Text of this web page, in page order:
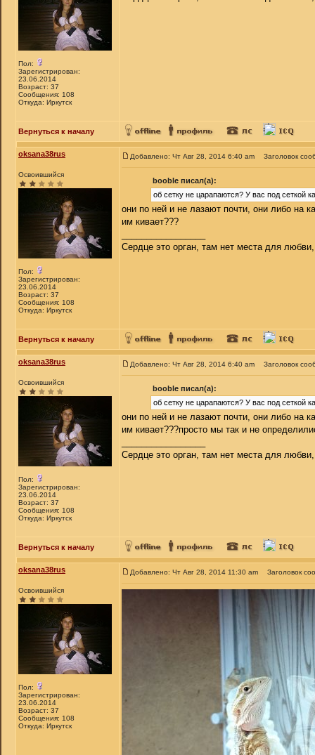
Пол:
Зарегистрирован:
23.06.2014
Возраст: 37
Сообщения: 108
Откуда: Иркутск
Вернуться к началу
oksana38rus
Освоившийся
Пол:
Зарегистрирован:
23.06.2014
Возраст: 37
Сообщения: 108
Откуда: Иркутск
Добавлено: Чт Авг 28, 2014 6:40 am Заголовок
booble писал(а):
об сетку не царапаются? У вас под сеткой
они по ней и не лазают почти, они либо на
им кивает???
Сердце это орган, там нет места для любви,
Вернуться к началу
oksana38rus
Освоившийся
Пол:
Зарегистрирован:
23.06.2014
Возраст: 37
Сообщения: 108
Откуда: Иркутск
Добавлено: Чт Авг 28, 2014 6:40 am Заголовок
booble писал(а):
об сетку не царапаются? У вас под сеткой
они по ней и не лазают почти, они либо на
им кивает???просто мы так и не
Сердце это орган, там нет места для любви,
Вернуться к началу
oksana38rus
Освоившийся
Пол:
Зарегистрирован:
23.06.2014
Возраст: 37
Сообщения: 108
Откуда: Иркутск
Добавлено: Чт Авг 28, 2014 11:30 am Заголовок